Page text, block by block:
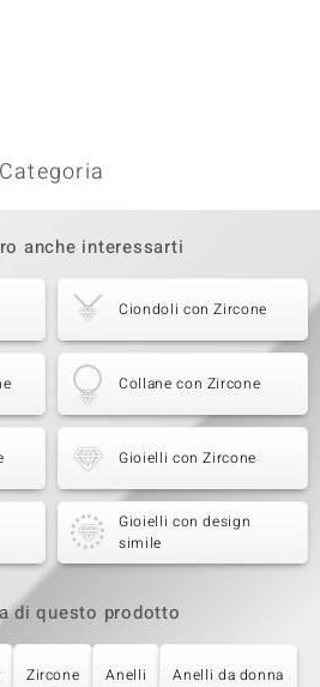
Categoria
anche interessarti
Ciondoli con Zircone
Collane con Zircone
Gioielli con Zircone
Gioielli con design
simile
di questo prodotto
Zircone Anelli Anelli da donna